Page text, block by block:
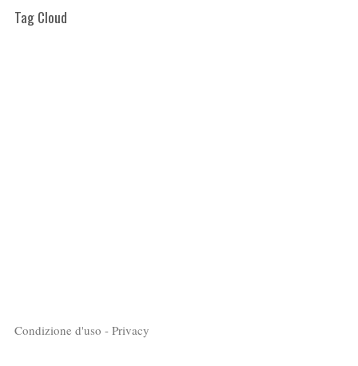
Tag Cloud
Condizione d'uso - Privacy